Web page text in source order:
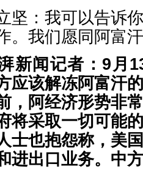
：我可以告诉你
。我们愿同阿富
新闻 记者： 9 月
应该解冻阿富汗
， 阿经济形势非
将采取一切可能
士也抱怨称，美
进出口业务。中